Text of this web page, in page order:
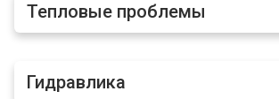
Тепловые проблемы
Гидравлика